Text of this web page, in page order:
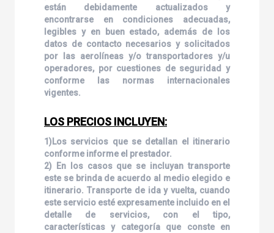
están debidamente actualizados y
encontrarse en condiciones adecuadas,
legibles y en buen estado, además de los
datos de contacto necesarios y solicitados
por las aerolíneas y/o transportadores y/u
operadores, por cuestiones de seguridad y
conforme las normas internacionales
vigentes.
LOS PRECIOS INCLUYEN:
1)Los servicios que se detallan el itinerario
conforme informe el prestador.
2) En los casos que se incluyan transporte
este se brinda de acuerdo al medio elegido e
itinerario. Transporte de ida y vuelta, cuando
este servicio esté expresamente incluido en el
detalle de servicios, con el tipo,
características y categoría que conste en